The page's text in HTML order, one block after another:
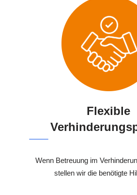
Flexible
Wenn Betreuung im
stellen wir die benötigte